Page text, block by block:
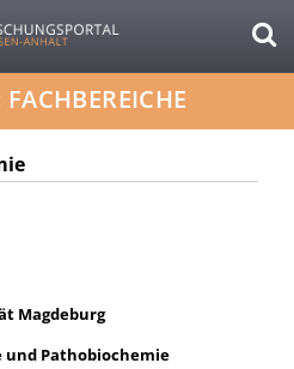
Magdeburg
Pathobiochemie